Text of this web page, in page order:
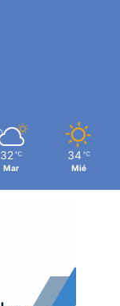
32 ℃
Mar
34 ℃
Mié